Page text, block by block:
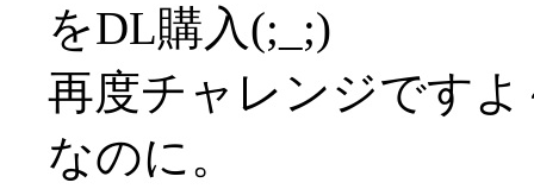
をDL購入(;_;)
再度チャレンジです
なのに。